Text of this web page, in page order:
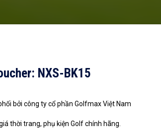
NXS-BK15
bởi công ty cổ phần Golfmax Việt Nam
thời trang, phụ kiện Golf chính hãng.